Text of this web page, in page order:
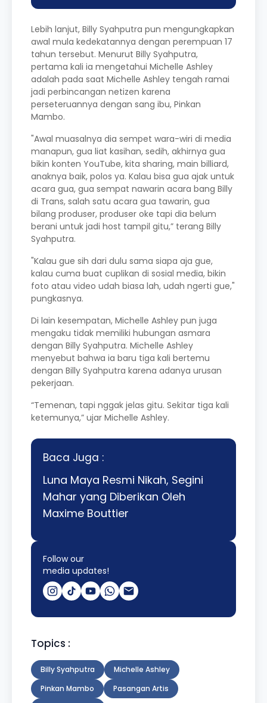
Lebih lanjut, Billy Syahputra pun mengungkapkan
awal mula kedekatannya dengan perempuan 17
tahun tersebut. Menurut Billy Syahputra,
pertama kali ia mengetahui Michelle Ashley
adalah pada saat Michelle Ashley tengah ramai
jadi perbincangan netizen karena
perseteruannya dengan sang ibu, Pinkan
Mambo.
"Awal muasalnya dia sempet wara-wiri di media
manapun, gua liat kasihan, sedih, akhirnya gua
bikin konten YouTube, kita sharing, main billiard,
anaknya baik, polos ya. Kalau bisa gua ajak untuk
acara gua, gua sempat nawarin acara bang Billy
di Trans, salah satu acara gua tawarin, gua
bilang produser, produser oke tapi dia belum
berani untuk jadi host tampil gitu,” terang Billy
Syahputra.
"Kalau gue sih dari dulu sama siapa aja gue,
kalau cuma buat cuplikan di sosial media, bikin
foto atau video udah biasa lah, udah ngerti gue,"
pungkasnya.
Di lain kesempatan, Michelle Ashley pun juga
mengaku tidak memiliki hubungan asmara
dengan Billy Syahputra. Michelle Ashley
menyebut bahwa ia baru tiga kali bertemu
dengan Billy Syahputra karena adanya urusan
pekerjaan.
“Temenan, tapi nggak jelas gitu. Sekitar tiga kali
ketemunya,” ujar Michelle Ashley.
Baca Juga :
Luna Maya Resmi Nikah, Segini
Mahar yang Diberikan Oleh
Maxime Bouttier
Follow our
media updates!
Topics :
Billy Syahputra
Michelle Ashley
Pinkan Mambo
Pasangan Artis